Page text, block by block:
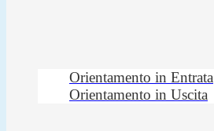
Orientamento in Entrata
Orientamento in Uscita